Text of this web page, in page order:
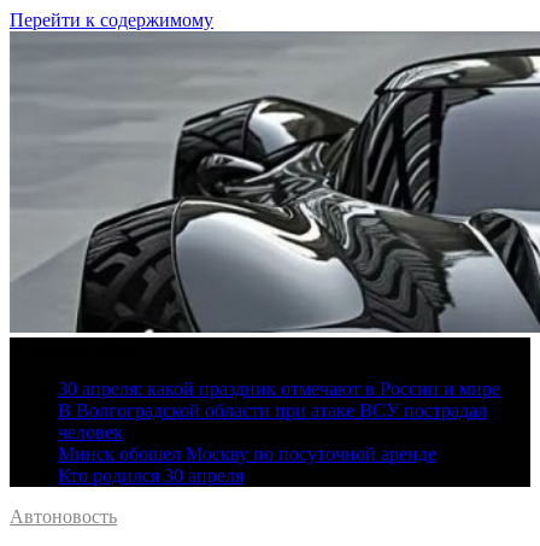
Перейти к содержимому
30 апреля: какой праздник отмечают в России и мире
В Волгоградской области при атаке ВСУ пострадал
человек
Минск обошел Москву по посуточной аренде
Кто родился 30 апреля
Автоновость